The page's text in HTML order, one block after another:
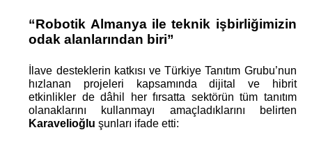
“Robotik Almanya ile teknik işbirliğimizin
odak alanlarından biri”
İlave desteklerin katkısı ve Türkiye Tanıtım Grubu’nun
hızlanan projeleri kapsamında dijital ve hibrit
etkinlikler de dâhil her fırsatta sektörün tüm tanıtım
Karavelioğlu şunları ifade etti: